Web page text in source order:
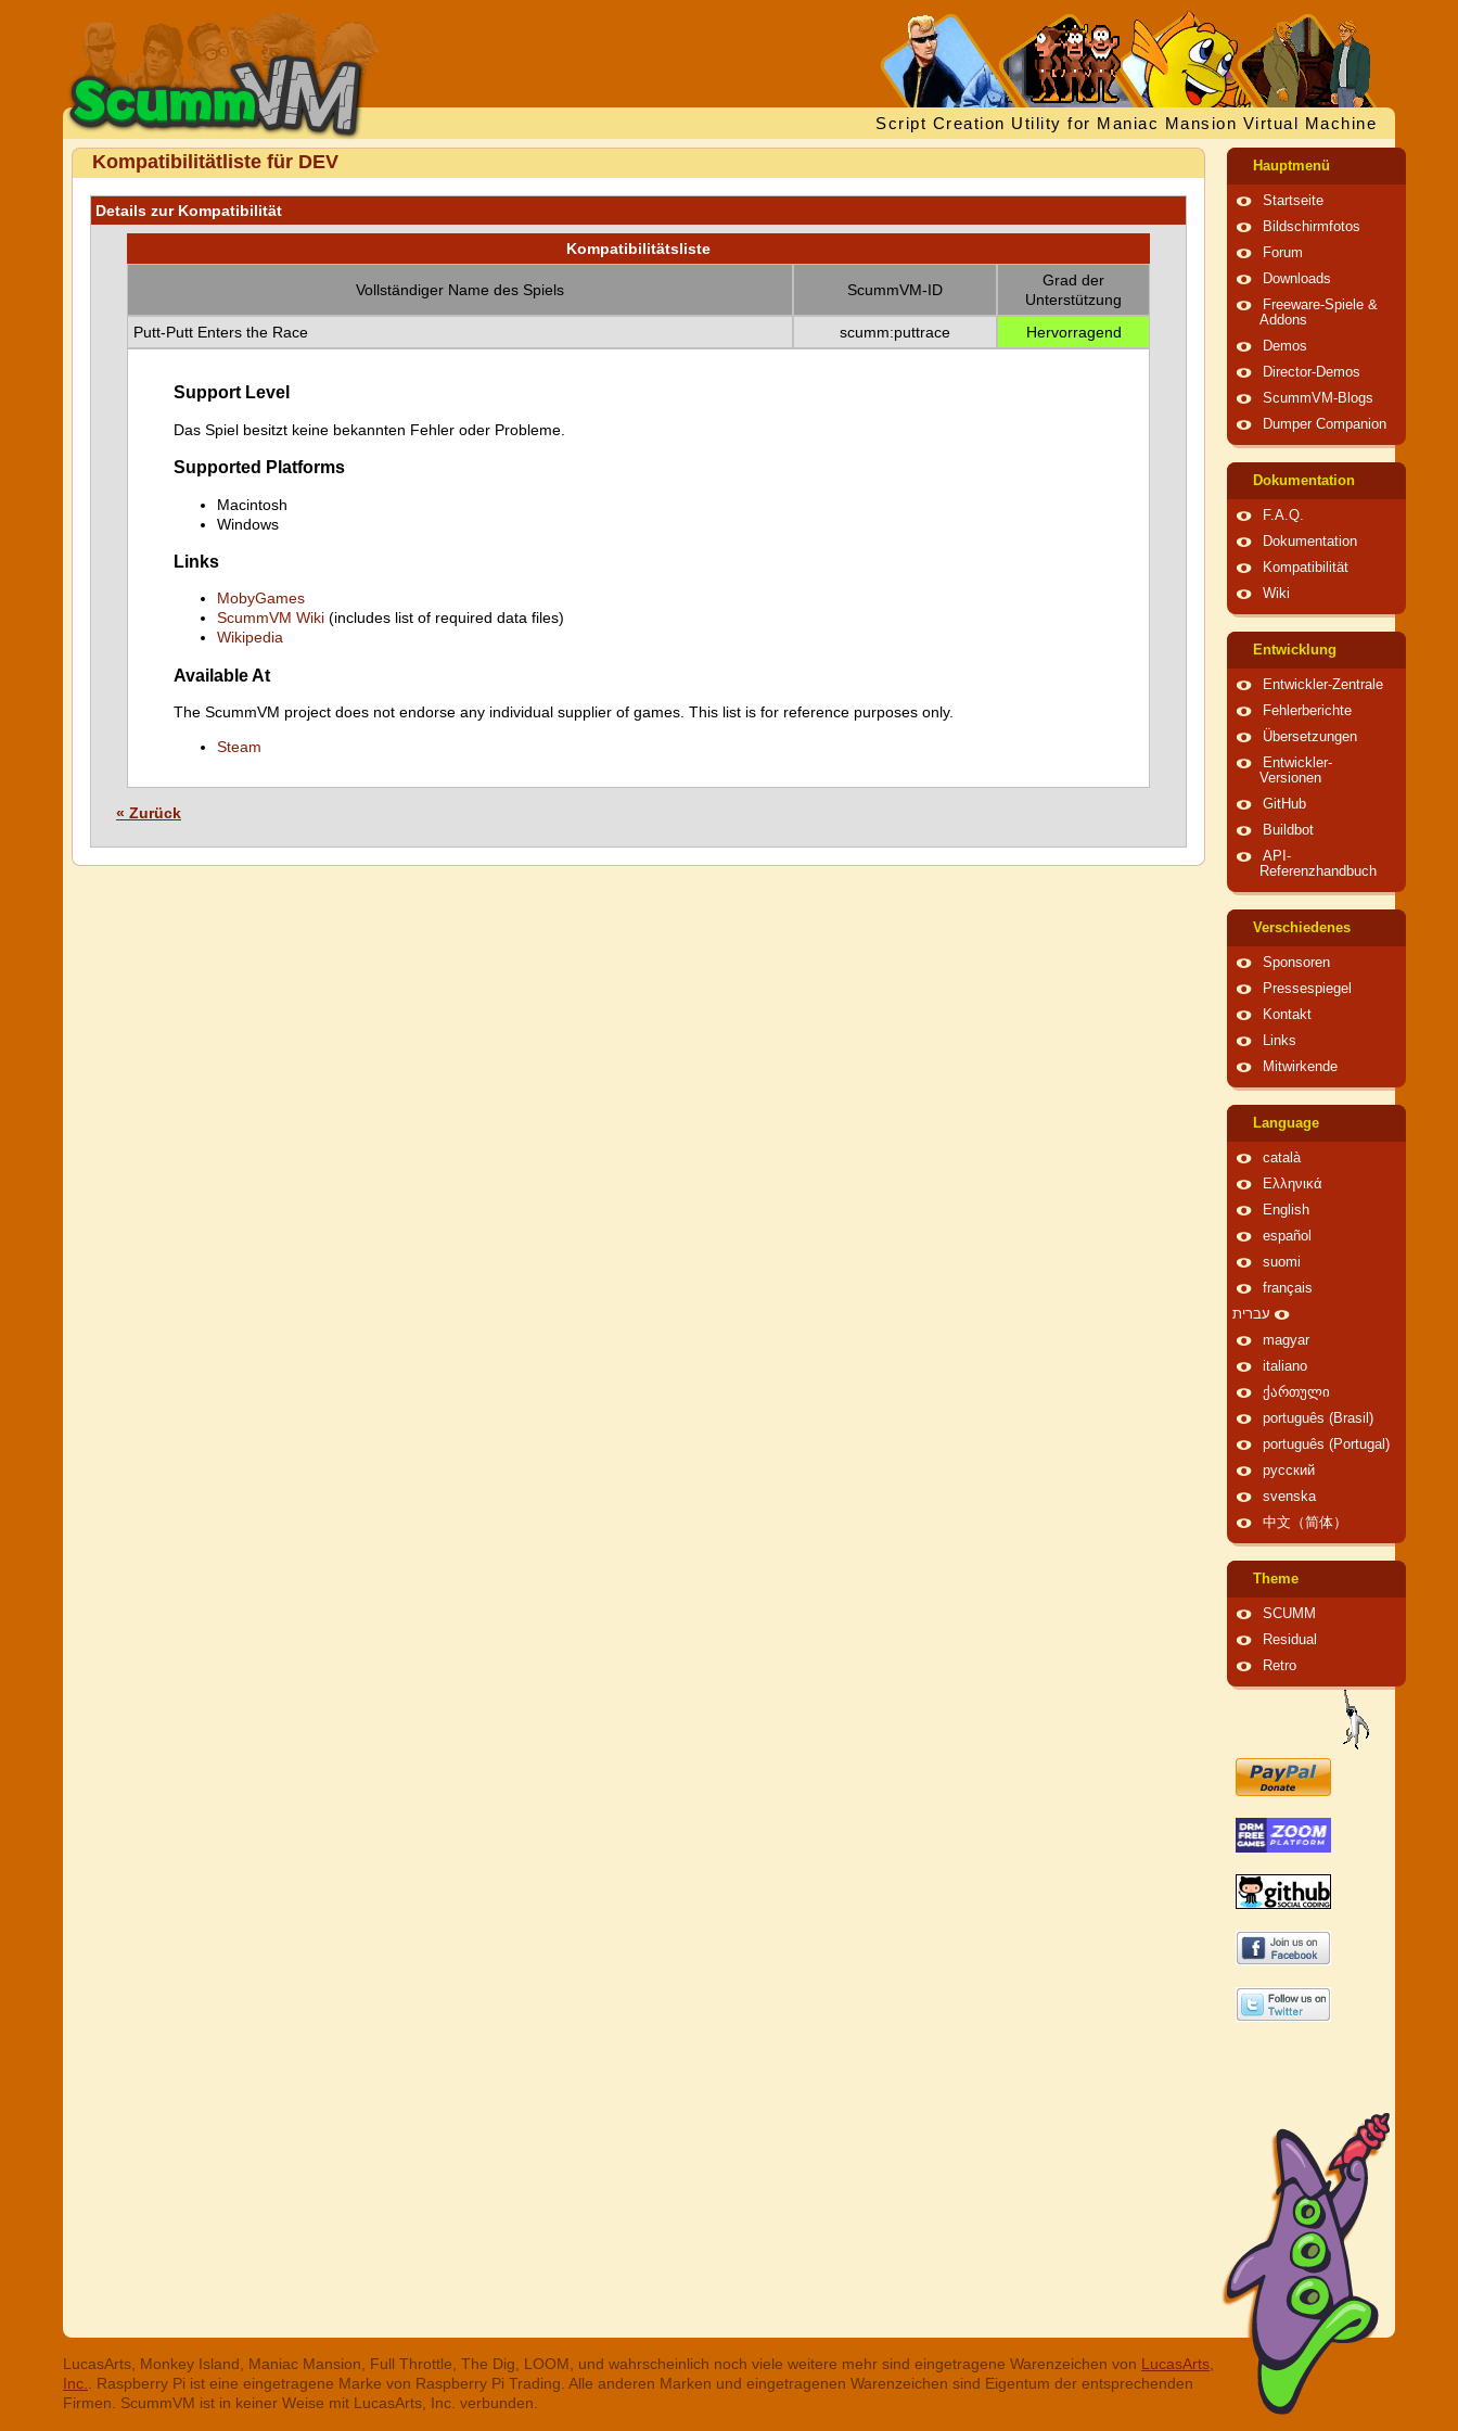
Script Creation Utility for Maniac Mansion Virtual Machine
Kompatibilitätliste für DEV
Details zur Kompatibilität
Kompatibilitätsliste
Vollständiger Name des Spiels ScummVM-ID
Grad der
Unterstützung
Putt-Putt Enters the Race
scumm:puttrace Hervorragend
Support Level
Das Spiel besitzt keine bekannten Fehler oder Probleme.
Supported Platforms
Macintosh
Windows
Links
MobyGames
ScummVM Wiki (includes list of required data files)
Wikipedia
Available At
The ScummVM project does not endorse any individual supplier of games. This list is for reference purposes only.
Steam
« Zurück
Hauptmenü
Startseite
Bildschirmfotos
Forum
Downloads
Freeware-Spiele &
Addons
Demos
Director-Demos
ScummVM-Blogs
Dumper Companion
Dokumentation
F.A.Q.
Dokumentation
Kompatibilität
Wiki
Entwicklung
Entwickler-Zentrale
Fehlerberichte
Übersetzungen
Entwickler-
Versionen
GitHub
Buildbot
API-
Referenzhandbuch
Verschiedenes
Sponsoren
Pressespiegel
Kontakt
Links
Mitwirkende
Language
català
Ελληνικά
English
español
suomi
français
עברית
magyar
italiano
ქართული
português (Brasil)
português (Portugal)
русский
svenska
中文（简体）
Theme
SCUMM
Residual
Retro
LucasArts, Monkey Island, Maniac Mansion, Full Throttle, The Dig, LOOM, und wahrscheinlich noch viele weitere mehr sind eingetragene Warenzeichen von LucasArts,
Inc.
. Raspberry Pi ist eine eingetragene Marke von Raspberry Pi Trading. Alle anderen Marken und eingetragenen Warenzeichen sind Eigentum der entsprechenden
Firmen. ScummVM ist in keiner Weise mit LucasArts, Inc. verbunden.